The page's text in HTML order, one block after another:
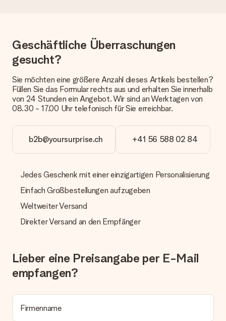
Wie kann ich meine Bestellung bezahlen?
Wir bieten die folgenden Zahlungsoptionen an: Vorauskasse
mit normaler Überweisung, Sofortüberweisung, Paypal,
Kreditkarte oder auf Rechnung über Klarna. Bei einer
manuellen Überweisung verlängert sich die Lieferzeit des
Geschenks jedoch um 3 Werktage.
Was, wenn das Geschenk meine Erwartungen nicht
erfüllt?
Sollte das Geschenk wider Erwarten deine Erwartungen nicht
kontaktieren. Dort wird dir umgehend ein passender
Wird die Rechnung mit der Bestellung mitverschickt?
Alle Lieferungen erfolgen ohne Rechnung und/oder
Lieferschein. Die Rechnung zu deiner Bestellung erhältst du
bleibt eine echte Überraschung!
Geschäftliche Überraschungen
gesucht?
Sie möchten eine größere Anzahl dieses Artikels bestellen?
Füllen Sie das Formular rechts aus und erhalten Sie innerhalb
von 24 Stunden ein Angebot. Wir sind an Werktagen von
08.30 - 17.00 Uhr telefonisch für Sie erreichbar.
b2b@yoursurprise.ch +41 56 588 02 84
Jedes Geschenk mit einer einzigartigen Personalisierung
Einfach Großbestellungen aufzugeben
Weltweiter Versand
Direkter Versand an den Empfänger
Lieber eine Preisangabe per E-Mail
empfangen?
Firmenname